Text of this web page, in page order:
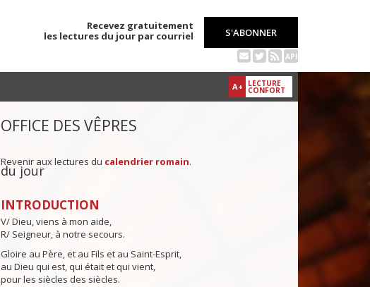
Recevez gratuitement
les lectures du jour par courriel
S'ABONNER
API
A+ LECTURE
CONFORT
OFFICE DES VÊPRES
Revenir aux lectures du calendrier romain.
du jour
INTRODUCTION
V/ Dieu, viens à mon aide,
R/ Seigneur, à notre secours.
Gloire au Père, et au Fils et au Saint-Esprit,
au Dieu qui est, qui était et qui vient,
pour les siècles des siècles.